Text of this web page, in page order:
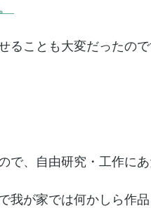
ることも大変だったの
で、自由研究・工作に
我が家では何かしら作